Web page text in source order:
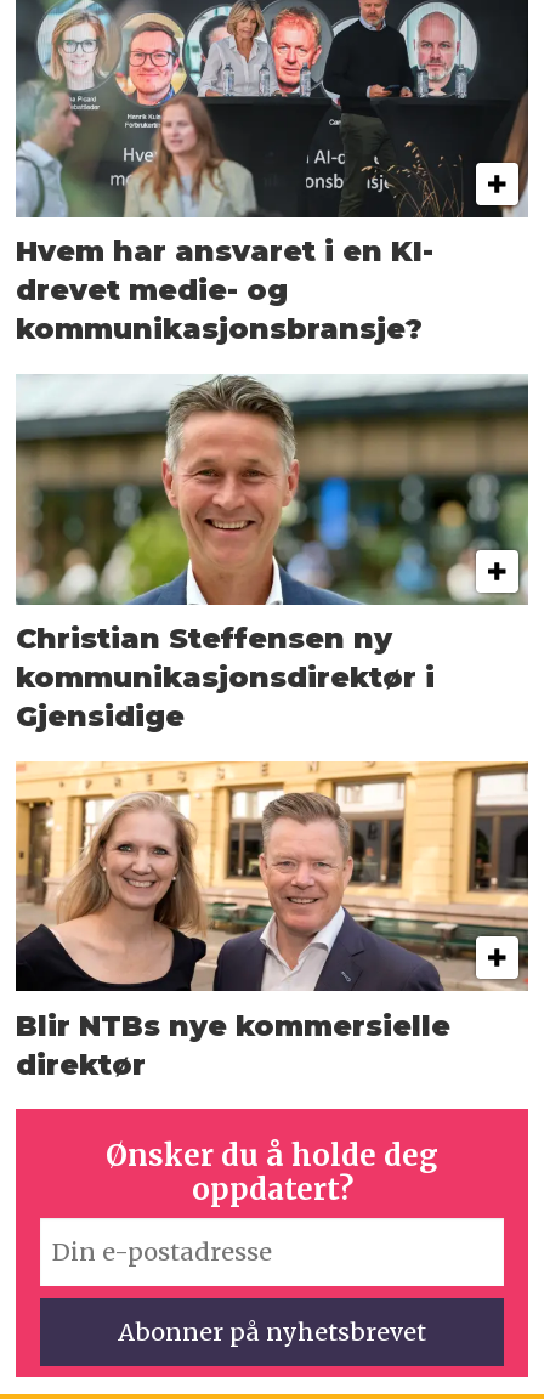
Hvem har ansvaret i en KI-
drevet medie- og
kommunikasjons­bransje?
Christian Steffensen ny
kommunikasjons­direktør i
Gjensidige
Blir NTBs nye kommersielle
direktør
Ønsker du å holde deg
oppdatert?